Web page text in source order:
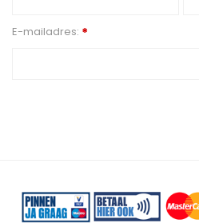
E-mailadres: *